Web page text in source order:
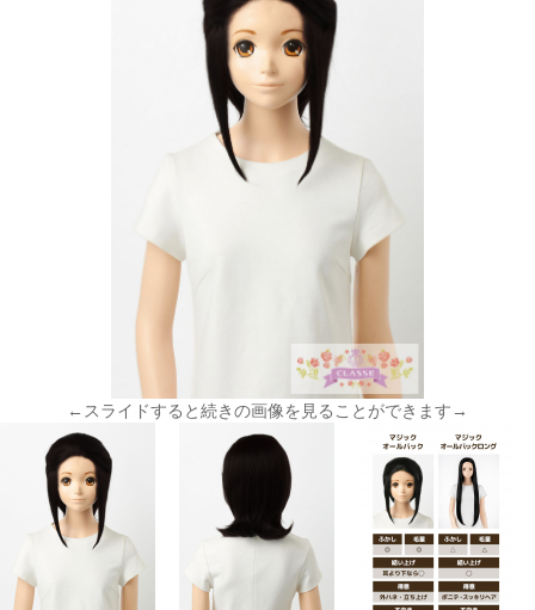
←スライドすると続きの画像を見ることができます→